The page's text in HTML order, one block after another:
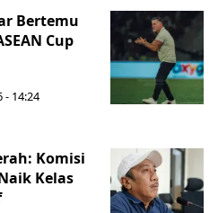
Bertemu
Cup
- 14:24
Komisi
Kelas